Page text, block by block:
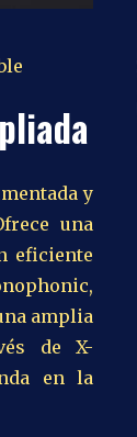
y
una
eficiente
amplia
de X-
en la